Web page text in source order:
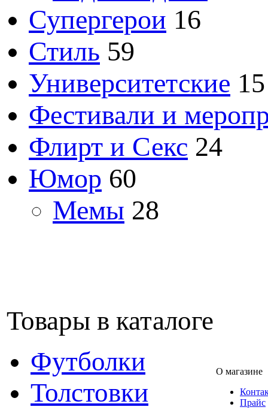
Супергерои 16
Стиль 59
Университетские 15
Фестивали и
Флирт и Секс 24
Юмор 60
Мемы 28
Товары в каталоге
Футболки
Толстовки
О магазине
Прайс